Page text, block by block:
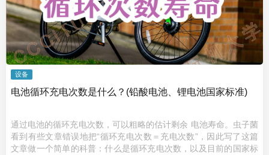
设备
电池循环充电次数是什么？(铅酸电池、锂电池国家标准)
通过电池的循环充电次数，可以粗略的估计剩余 电池寿命。虫子菌
看到有些文章错误地把“循环充电次数＝充电次数”，因此写了这篇
文章做一个简单的科普：什么是循环充电次数，以及目前的国家标